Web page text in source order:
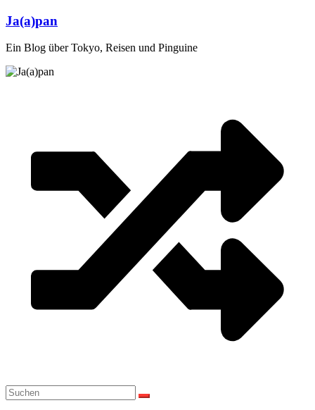
Zum
Inhalt
springen
Ja(a)pan
Ein Blog über Tokyo, Reisen und Pinguine